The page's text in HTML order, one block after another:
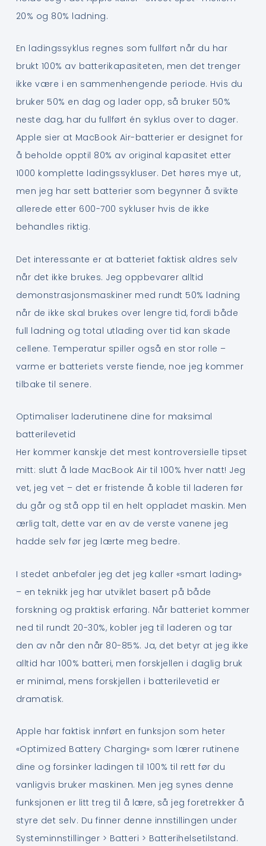
20% og 80% ladning.
En ladingssyklus regnes som fullført når du har
brukt 100% av batterikapasiteten, men det trenger
ikke være i en sammenhengende periode. Hvis du
bruker 50% en dag og lader opp, så bruker 50%
neste dag, har du fullført én syklus over to dager.
Apple sier at MacBook Air-batterier er designet for
å beholde opptil 80% av original kapasitet etter
1000 komplette ladingssykluser. Det høres mye ut,
men jeg har sett batterier som begynner å svikte
allerede etter 600-700 sykluser hvis de ikke
behandles riktig.
Det interessante er at batteriet faktisk aldres selv
når det ikke brukes. Jeg oppbevarer alltid
demonstrasjonsmaskiner med rundt 50% ladning
når de ikke skal brukes over lengre tid, fordi både
full ladning og total utlading over tid kan skade
cellene. Temperatur spiller også en stor rolle –
varme er batteriets verste fiende, noe jeg kommer
tilbake til senere.
Optimaliser laderutinene dine for maksimal
batterilevetid
Her kommer kanskje det mest kontroversielle tipset
mitt: slutt å lade MacBook Air til 100% hver natt! Jeg
vet, jeg vet – det er fristende å koble til laderen før
du går og stå opp til en helt oppladet maskin. Men
ærlig talt, dette var en av de verste vanene jeg
hadde selv før jeg lærte meg bedre.
I stedet anbefaler jeg det jeg kaller «smart lading»
– en teknikk jeg har utviklet basert på både
forskning og praktisk erfaring. Når batteriet kommer
ned til rundt 20-30%, kobler jeg til laderen og tar
den av når den når 80-85%. Ja, det betyr at jeg ikke
alltid har 100% batteri, men forskjellen i daglig bruk
er minimal, mens forskjellen i batterilevetid er
dramatisk.
Apple har faktisk innført en funksjon som heter
«Optimized Battery Charging» som lærer rutinene
dine og forsinker ladingen til 100% til rett før du
vanligvis bruker maskinen. Men jeg synes denne
funksjonen er litt treg til å lære, så jeg foretrekker å
styre det selv. Du finner denne innstillingen under
Systeminnstillinger > Batteri > Batterihelsetilstand.